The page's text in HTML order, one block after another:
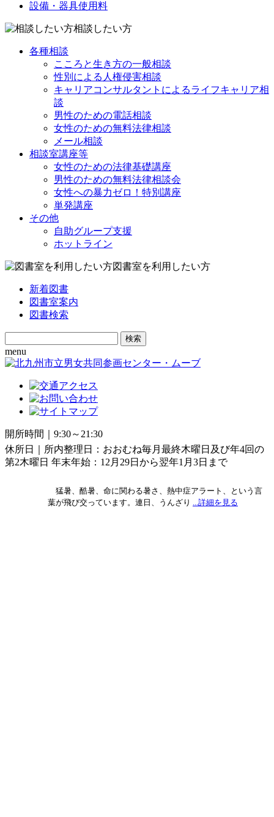
設備・器具使用料
相談したい方
各種相談
こころと生き方の一般相談
性別による人権侵害相談
キャリアコンサルタントによるライフキャリア相
談
男性のための電話相談
女性のための無料法律相談
メール相談
相談室講座等
女性のための法律基礎講座
男性のための無料法律相談会
女性への暴力ゼロ！特別講座
単発講座
その他
自助グループ支援
ホットライン
図書室を利用したい方
新着図書
図書室案内
図書検索
Search
for:
menu
開所時間｜9:30～21:30
休所日｜所内整理日：おおむね毎月最終木曜日及び年4回の
第2木曜日 年末年始：12月29日から翌年1月3日まで
猛暑、酷暑、命に関わる暑さ、熱中症アラート、という言
葉が飛び交っています。連日、うんざり ...詳細を見る